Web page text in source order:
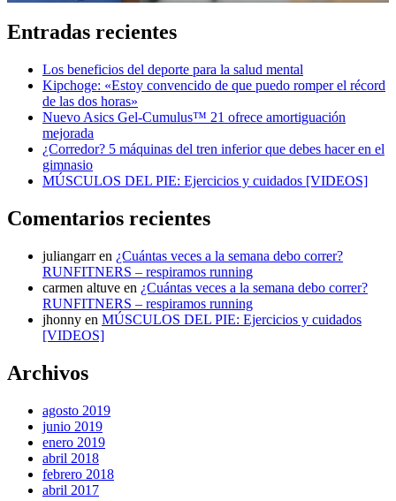
Entradas recientes
Los beneficios del deporte para la salud mental
Kipchoge: «Estoy convencido de que puedo romper el récord
de las dos horas»
Nuevo Asics Gel-Cumulus™ 21 ofrece amortiguación
mejorada
¿Corredor? 5 máquinas del tren inferior que debes hacer en el
gimnasio
MÚSCULOS DEL PIE: Ejercicios y cuidados [VIDEOS]
Comentarios recientes
juliangarren ¿Cuántas veces a la semana debo correr?
RUNFITNERS – respiramos running
carmen altuve en ¿Cuántas veces a la semana debo correr?
RUNFITNERS – respiramos running
jhonny en MÚSCULOS DEL PIE: Ejercicios y cuidados
[VIDEOS]
Archivos
agosto 2019
junio 2019
enero 2019
abril 2018
febrero 2018
abril 2017